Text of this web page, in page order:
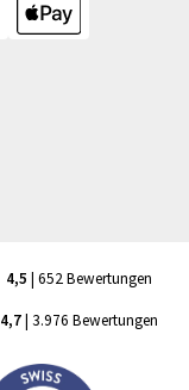
4,5 | 652 Bewertungen
4,7| 3.976 Bewertungen